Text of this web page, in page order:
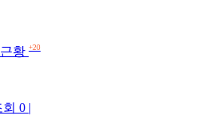
황 +20
0 |